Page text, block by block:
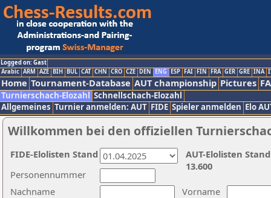
Logged on: Gast
Arabic ARM AZE BIH BUL CAT CHN CRO CZE DEN ENG ESP FAI FIN FRA GER GRE INA
Home Tournament-Database AUT championship Pictures
Turnierschach-Elozahl Schnellschach-Elozahl
Allgemeines Turnier anmelden: AUT FIDE Spieler anmelden Elo
Willkommen bei den offiziellen
Nachname
Vorname
Personennummer
AUT-Elolisten
13.600
FIDE-Elolisten Stand